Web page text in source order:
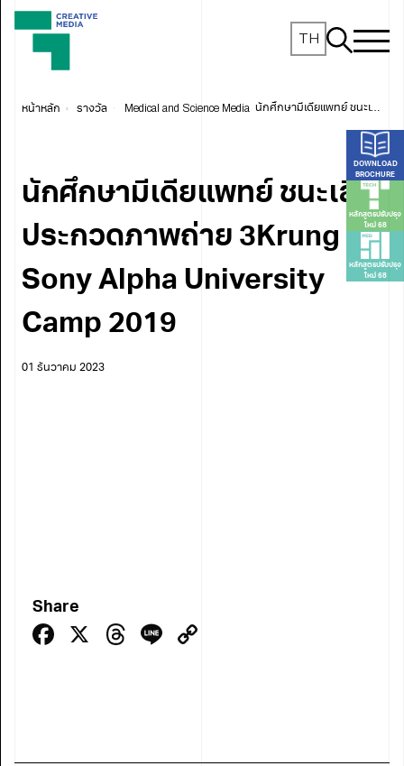
TH
DOWNLOAD
BROCHURE
หลักสูตรปรับปรุง
ใหม่ 68
หลักสูตรปรับปรุง
ใหม่ 68
หน้าหลัก รางวัล Medical and Science Media นักศึกษามีเดียแพทย์ ชนะเลิศประกวดภาพถ่าย 3Krung x Sony Alpha University Camp 2019
นักศึกษามีเดียแพทย์ ชนะเลิศ
ประกวดภาพถ่าย 3Krung x
Sony Alpha University
Camp 2019
01 ธันวาคม 2023
Share
Facebook
X Threads
Line